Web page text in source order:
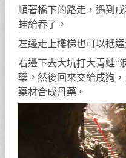
順著橋下的路走，遇到
蛙給吞了。
左邊走上樓梯也可以抵
右邊下去大坑打大青蛙“
藥。然後回來交給戌狗
藥材合成丹藥。